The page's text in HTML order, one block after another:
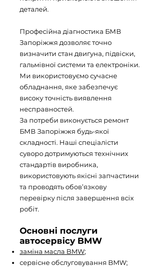
деталей.
Професійна діагностика БМВ
Запоріжжя дозволяє точно
визначити стан двигуна, підвіски,
гальмівної системи та електроніки.
Ми використовуємо сучасне
обладнання, яке забезпечує
високу точність виявлення
несправностей.
За потреби виконується ремонт
БМВ Запоріжжя будь-якої
складності. Наші спеціалісти
суворо дотримуються технічних
стандартів виробника,
використовують якісні запчастини
та проводять обов’язкову
перевірку після завершення всіх
робіт.
Основні послуги
автосервісу BMW
заміна масла BMW;
сервісне обслуговування BMW;